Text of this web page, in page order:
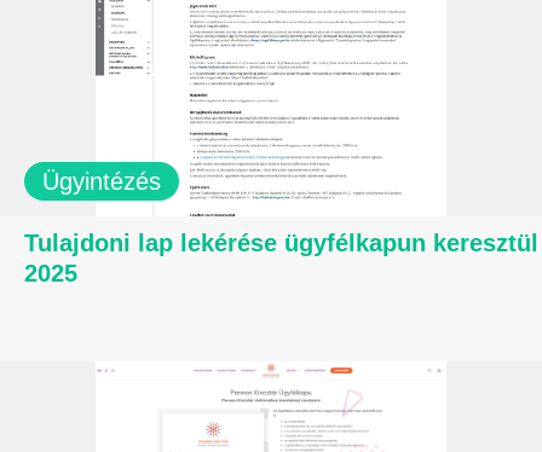
Ügyintézés
Tulajdoni lap lekérése ügyfélkapun keresztül
2025